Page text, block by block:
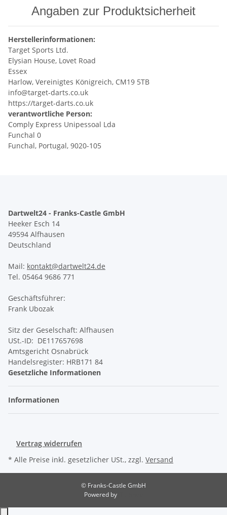
Angaben zur Produktsicherheit
Herstellerinformationen:
Target Sports Ltd.
Elysian House, Lovet Road
Essex
Harlow, Vereinigtes Königreich, CM19 5TB
info@target-darts.co.uk
https://target-darts.co.uk
verantwortliche Person:
Comply Express Unipessoal Lda
Funchal 0
Funchal, Portugal, 9020-105
Dartwelt24 - Franks-Castle GmbH
Heeker Esch 14
49594 Alfhausen
Deutschland
Mail: kontakt@dartwelt24.de
Tel. 05464 9686 771
Geschäftsführer:
Frank Ubozak
Sitz der Geselschaft: Alfhausen
USt.-ID: DE117657698
Amtsgericht Osnabrück
Handelsregister: HRB171 84
Gesetzliche Informationen
Informationen
Vertrag widerrufen
* Alle Preise inkl. gesetzlicher USt., zzgl. Versand
© Franks-Castle GmbH
Powered by